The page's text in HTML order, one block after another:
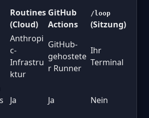
Routines
(Cloud)
GitHub
Actions
/loop
(Sitzung)
Anthropi
c-
Infrastru
ktur
GitHub-
gehostete
r Runner
Ihr
Terminal
Ja Ja Nein